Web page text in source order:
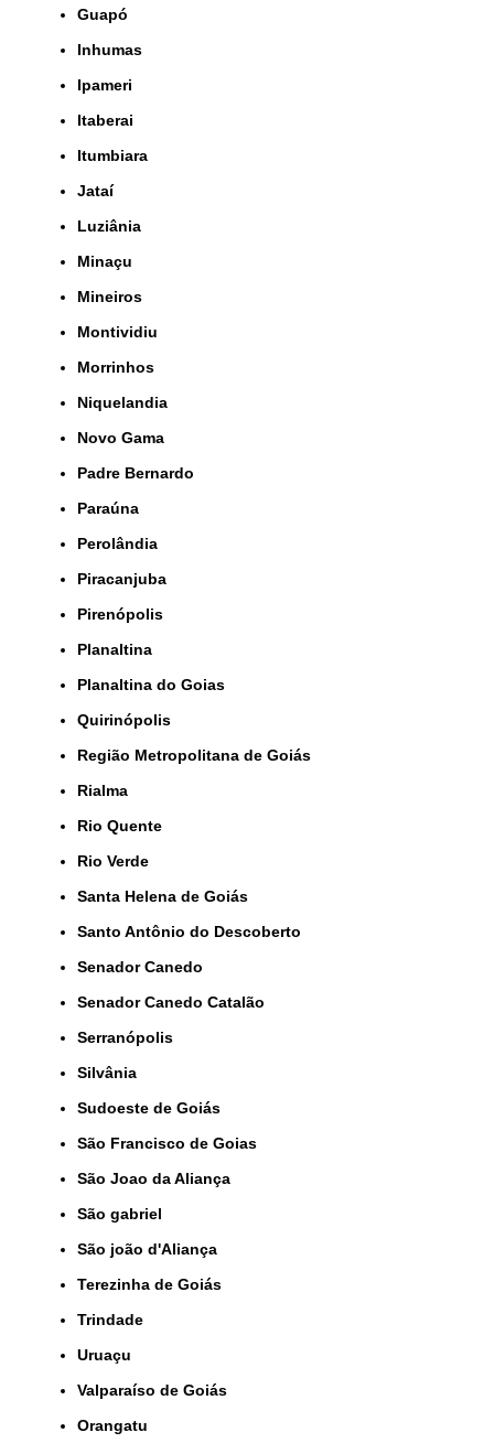
Guapó
Inhumas
Ipameri
Itaberai
Itumbiara
Jataí
Luziânia
Minaçu
Mineiros
Montividiu
Morrinhos
Niquelandia
Novo Gama
Padre Bernardo
Paraúna
Perolândia
Piracanjuba
Pirenópolis
Planaltina
Planaltina do Goias
Quirinópolis
Região Metropolitana de Goiás
Rialma
Rio Quente
Rio Verde
Santa Helena de Goiás
Santo Antônio do Descoberto
Senador Canedo
Senador Canedo Catalão
Serranópolis
Silvânia
Sudoeste de Goiás
São Francisco de Goias
São Joao da Aliança
São gabriel
São joão d'Aliança
Terezinha de Goiás
Trindade
Uruaçu
Valparaíso de Goiás
orangatu